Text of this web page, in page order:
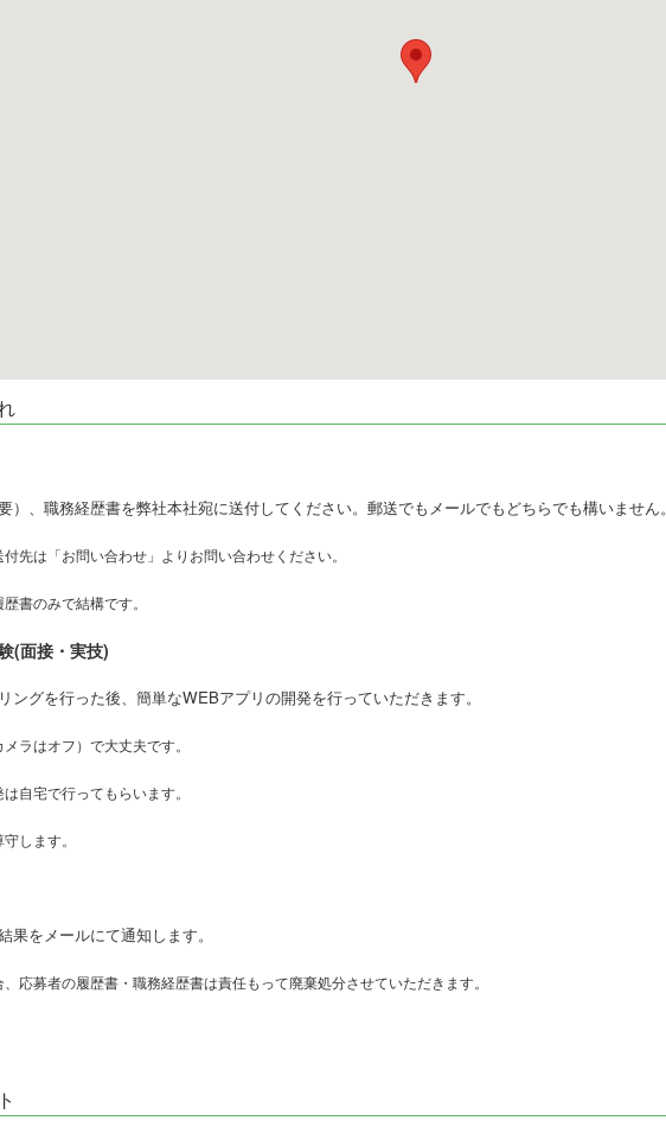
）、職務経歴書を弊社本社宛に送付してください。郵送でもメールでもどちらでも構いません。
先は「お問い合わせ」よりお問い合わせください。
書のみで結構です。
(面接・実技)
ングを行った後、簡単なWEBアプリの開発を行っていただきます。
ラはオフ）で大丈夫です。
自宅で行ってもらいます。
します。
果をメールにて通知します。
応募者の履歴書・職務経歴書は責任もって廃棄処分させていただきます。